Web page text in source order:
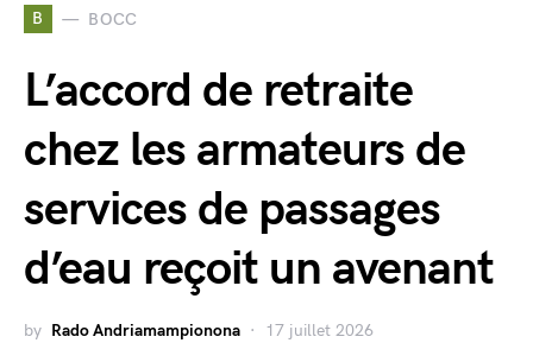
B BOCC
L’accord de retraite
chez les armateurs de
services de passages
d’eau reçoit un avenant
by Rado Andriamampionona 17 juillet 2026